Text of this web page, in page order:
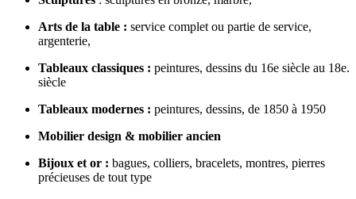
Arts de la table : service complet ou partie de service,
argenterie,
Tableaux classiques : peintures, dessins du 16e siècle au 18e.
siècle
Tableaux modernes : peintures, dessins, de 1850 à 1950
Mobilier design & mobilier ancien
Bijoux et or : bagues, colliers, bracelets, montres, pierres
précieuses de tout type